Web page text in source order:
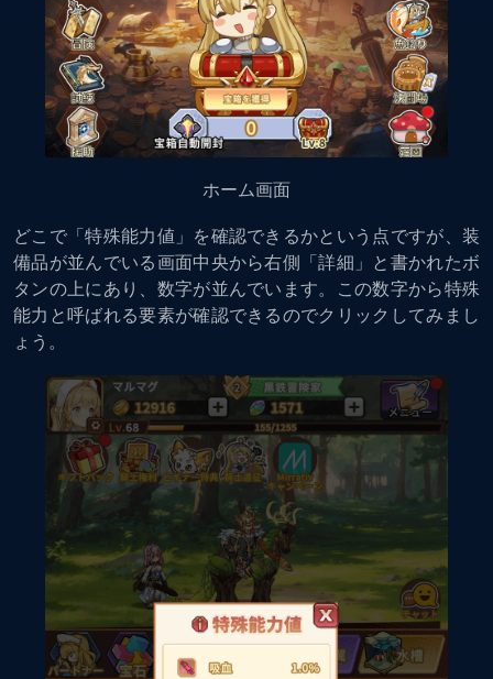
ホーム画面
どこで「特殊能力値」を確認できるかという点ですが、装
備品が並んでいる画面中央から右側「詳細」と書かれたボ
タンの上にあり、数字が並んでいます。この数字から特殊
能力と呼ばれる要素が確認できるのでクリックしてみまし
ょう。